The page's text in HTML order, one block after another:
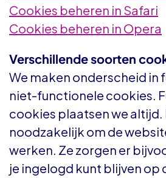
Cookies beheren in Safari
Cookies beheren in Opera
Verschillende soorten
We maken onderscheid in
niet-functionele cookies.
cookies plaatsen we altijd.
noodzakelijk om de
werken. Ze zorgen er
je ingelogd kunt blijven op